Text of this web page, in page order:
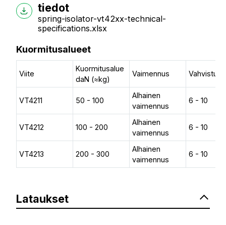
tiedot
spring-isolator-vt42xx-technical-
specifications.xlsx
Kuormitusalueet
Viite
Kuormitusalue
daN (≈kg)
Vaimennus Vahvistus
VT4211 50 - 100
Alhainen
vaimennus
6 - 10
VT4212 100 - 200
Alhainen
vaimennus
6 - 10
VT4213 200 - 300
Alhainen
vaimennus
6 - 10
Lataukset